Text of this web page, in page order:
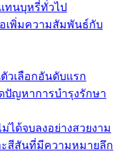
ทนบุหรี่ทั่วไป
อเพิ่มความสัมพันธ์กับ
ตัวเลือกอันดับแรก
ปัญหาการบำรุงรักษา
ม่ได้จบลงอย่างสวยงาม
ะสีสันที่มีความหมายลึก